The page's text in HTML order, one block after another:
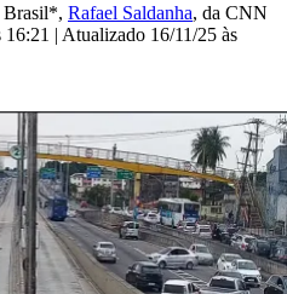
Brasil*, Rafael Saldanha, da CNN
16:21 | Atualizado 16/11/25 às